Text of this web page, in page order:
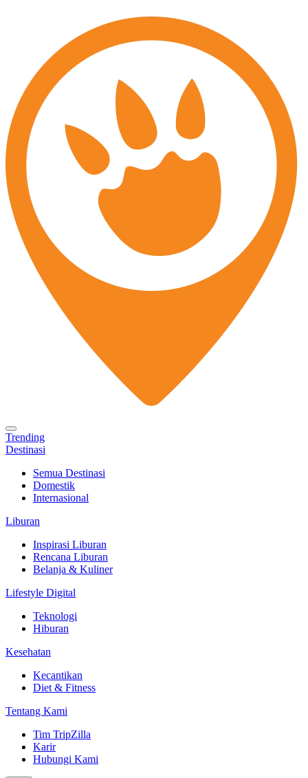
Trending
Destinasi
Semua Destinasi
Domestik
Internasional
Liburan
Inspirasi Liburan
Rencana Liburan
Belanja & Kuliner
Lifestyle Digital
Teknologi
Hiburan
Kesehatan
Kecantikan
Diet & Fitness
Tentang Kami
Tim TripZilla
Karir
Hubungi Kami